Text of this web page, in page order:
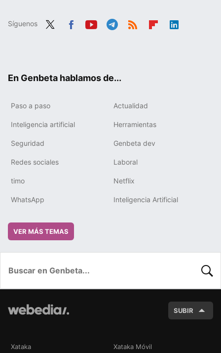
Síguenos
En Genbeta hablamos de...
Paso a paso Actualidad
Inteligencia artificial Herramientas
Seguridad Genbeta dev
Redes sociales Laboral
timo Netflix
WhatsApp Inteligencia Artificial
VER MÁS TEMAS
SUBIR
Xataka Xataka Móvil